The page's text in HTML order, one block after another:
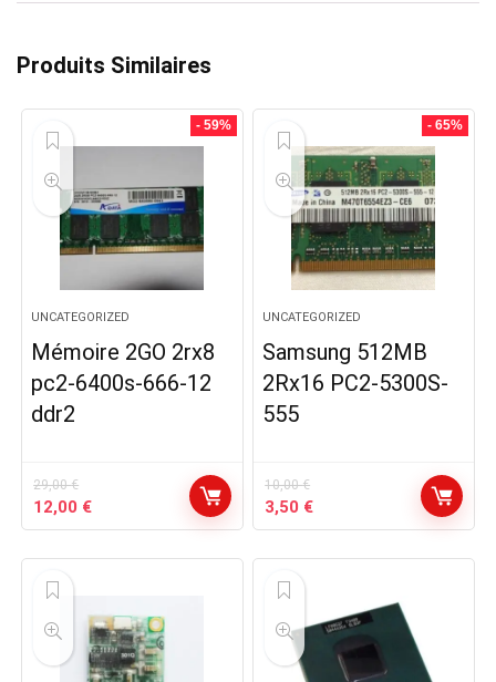
Produits Similaires
- 59%
UNCATEGORIZED
Mémoire 2GO 2rx8
pc2-6400s-666-12
ddr2
29,00€
Le
prix
29,00 €.
12,00 €Le
prix
- 65%
UNCATEGORIZED
Samsung 512MB
2Rx16 PC2-5300S-
555
10,00€
Le
prix
10,00 €.
3,50 €Le
prix